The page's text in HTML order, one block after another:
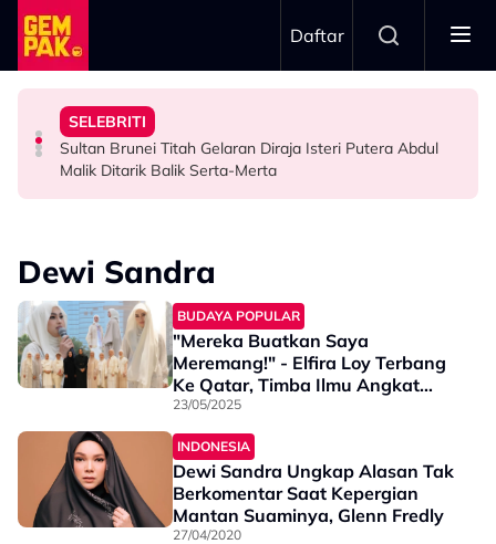
Skip to main content
Daftar
VIRAL
Netizen Puji Ketulusan Masjid Raja Bendahara Tengku
Badar Shah Papar Jumlah Kutipan Derma - “Setiap
Minggu Kutipan Hampir…”
SELEBRITI
Sultan Brunei Titah Gelaran Diraja Isteri Putera Abdul
Malik Ditarik Balik Serta-Merta
HIBURAN
Dari Angan-Angan Jadi Drama, Mira Filzah Kongsi
Inspirasi Di Sebalik Drama ‘Wish List’
HIBURAN
“Saya Memang Suka Gaya Streetwear…” - Ezaidi Aziz
Dewi Sandra
BUDAYA POPULAR
"Mereka Buatkan Saya
Meremang!" - Elfira Loy Terbang
Ke Qatar, Timba Ilmu Angkat
Martabat Wanita Muslim
23/05/2025
INDONESIA
Dewi Sandra Ungkap Alasan Tak
Berkomentar Saat Kepergian
Mantan Suaminya, Glenn Fredly
27/04/2020